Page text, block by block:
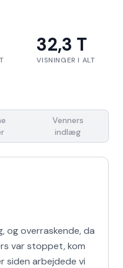
32,3 T
VISNINGER I ALT
Venners
indlæg
og overraskende, da
var stoppet, kom